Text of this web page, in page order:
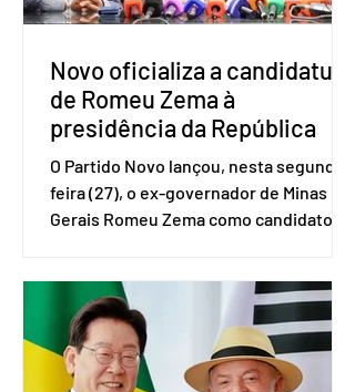
atingiram o maior rendime
Novo oficializa a candidatura
de Romeu Zema à
presidência da República
O Partido Novo lançou, nesta segunda-
feira (27), o ex-governador de Minas
Gerais Romeu Zema como candidato à
Brasília. O Novo ainda não definiu quem
vai compor a chapa como candidato a
vice-presidente. A convenção contou
com a presença do presidente nacional